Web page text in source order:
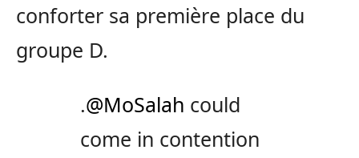
conforter sa première place du
groupe D.
.@MoSalah could
come in contention